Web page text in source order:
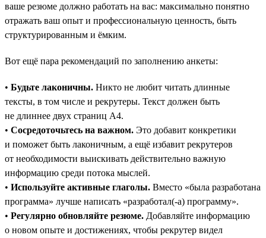
ваше резюме должно работать на вас: максимально понятно
отражать ваш опыт и профессиональную ценность, быть
структурированным и ёмким.
Вот ещё пара рекомендаций по заполнению анкеты:
• Будьте лаконичны. Никто не любит читать длинные
тексты, в том числе и рекрутеры. Текст должен быть
не длиннее двух страниц А4.
• Сосредоточьтесь на важном. Это добавит конкретики
и поможет быть лаконичным, а ещё избавит рекрутеров
от необходимости выискивать действительно важную
информацию среди потока мыслей.
• Используйте активные глаголы. Вместо «была разработана
программа» лучше написать «разработал(-а) программу».
• Регулярно обновляйте резюме. Добавляйте информацию
о новом опыте и достижениях, чтобы рекрутер видел